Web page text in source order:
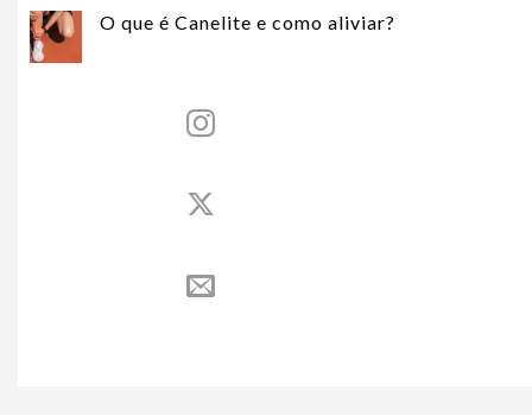
O que é Canelite e como aliviar?